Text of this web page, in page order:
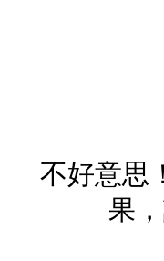
不好意思
果